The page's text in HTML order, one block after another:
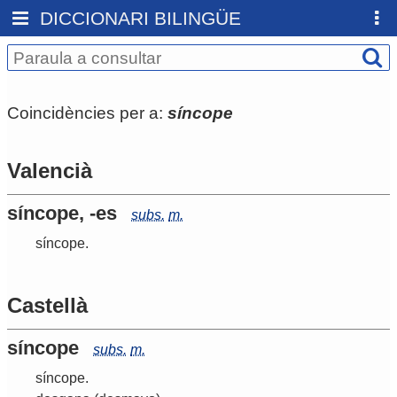
DICCIONARI BILINGÜE
Coincidències per a: síncope
Valencià
síncope, -es subs. m.
síncope.
Castellà
síncope subs. m.
síncope.